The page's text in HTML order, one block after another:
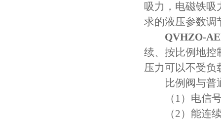
吸力，电磁铁吸
求的液压参数调
QVHZO-
续、按比例地控
压力可以不受负
比例阀与普通
（1）电信号
（2）能连续